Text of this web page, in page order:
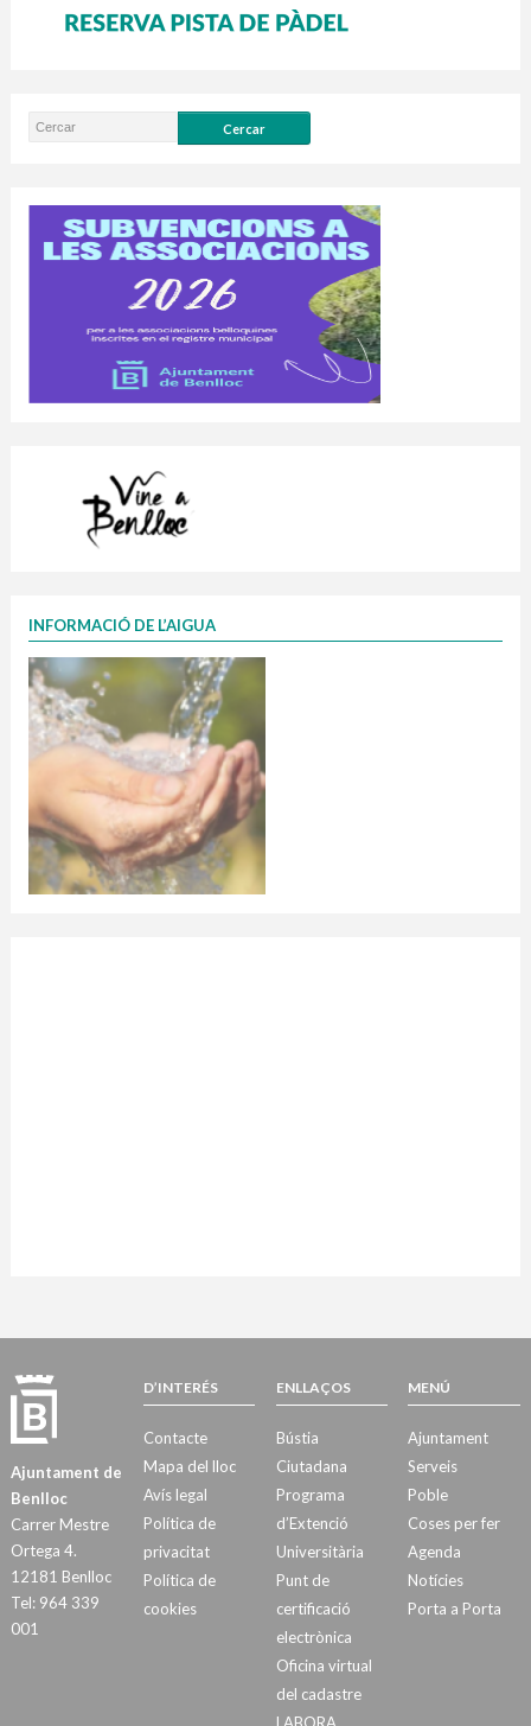
INFORMACIÓ DE L’AIGUA
Ajuntament de
Benlloc
Carrer Mestre
Ortega 4.
12181 Benlloc
Tel: 964 339
001
D’INTERÉS
Contacte
Mapa del lloc
Avís legal
Política de
privacitat
Política de
cookies
ENLLAÇOS
Bústia
Ciutadana
Programa
d’Extenció
Universitària
Punt de
certificació
electrònica
Oficina virtual
del cadastre
MENÚ
Ajuntament
Serveis
Poble
Coses per fer
Agenda
Notícies
Porta a Porta